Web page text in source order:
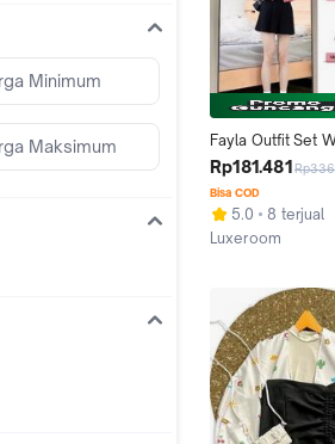
Fayla Outfit Set
(Atasan Cardigan
Korea + Dalaman
Kecil Putih )
Feminim Casual
Nyaman | One
Girly baju Style
cantik elegan
Kancing Karet
Rp181.481
Bisa COD
5.0
8 terjual
Luxeroom